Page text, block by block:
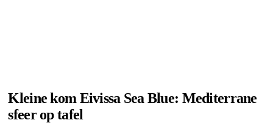
Kleine kom Eivissa Sea Blue: Mediterrane
sfeer op tafel